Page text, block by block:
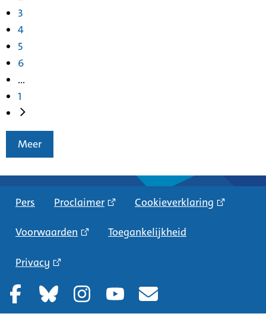
3
4
5
6
...
1
Meer
Pers Proclaimer Cookieverklaring
Voorwaarden Toegankelijkheid
Privacy